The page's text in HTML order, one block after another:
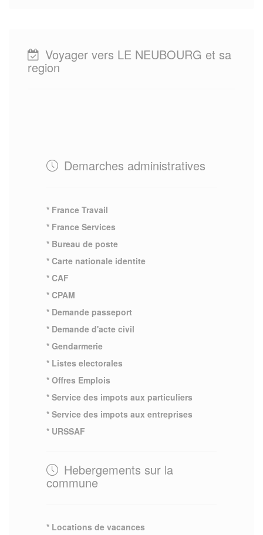
Voyager vers LE NEUBOURG et sa
region
Demarches administratives
* France Travail
* France Services
* Bureau de poste
* Carte nationale identite
* CAF
* CPAM
* Demande passeport
* Demande d'acte civil
* Gendarmerie
* Listes electorales
* Offres Emplois
* Service des impots aux particuliers
* Service des impots aux entreprises
* URSSAF
Hebergements sur la
commune
* Locations de vacances